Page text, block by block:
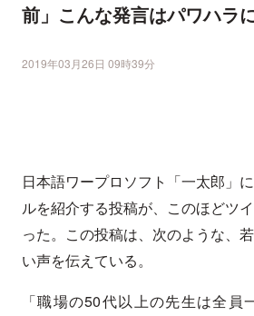
前」こんな発言はパワハラ
2019年03月26日 09時39分
日本語ワープロソフト「一太郎」
ルを紹介する投稿が、このほどツ
った。この投稿は、次のような、
い声を伝えている。
「職場の50代以上の先生は全員